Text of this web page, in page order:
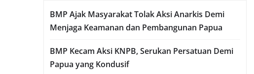
BMP Ajak Masyarakat Tolak Aksi Anarkis Demi
Menjaga Keamanan dan Pembangunan Papua
BMP Kecam Aksi KNPB, Serukan Persatuan Demi
Papua yang Kondusif